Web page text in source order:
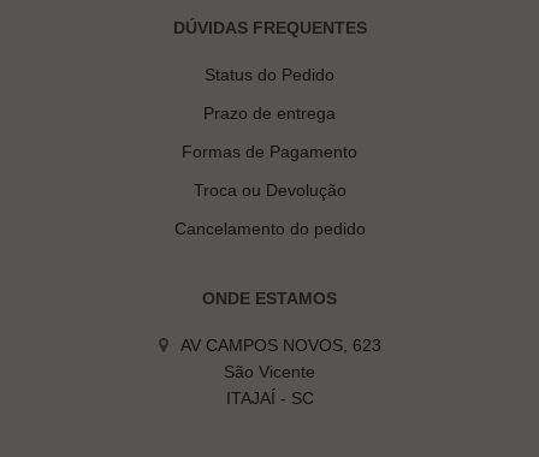
DÚVIDAS FREQUENTES
Status do Pedido
Prazo de entrega
Formas de Pagamento
Troca ou Devolução
Cancelamento do pedido
ONDE ESTAMOS
AV CAMPOS NOVOS, 623
São Vicente
ITAJAÍ - SC